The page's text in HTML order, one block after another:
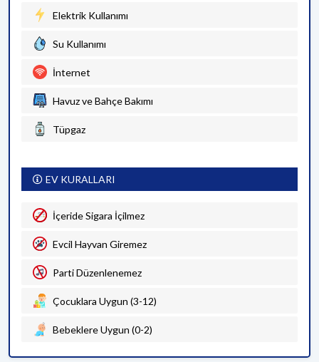
Elektrik Kullanımı
Su Kullanımı
İnternet
Havuz ve Bahçe Bakımı
Tüpgaz
EV KURALLARI
İçeride Sigara İçilmez
Evcil Hayvan Giremez
Parti Düzenlenemez
Çocuklara Uygun (3-12)
Bebeklere Uygun (0-2)